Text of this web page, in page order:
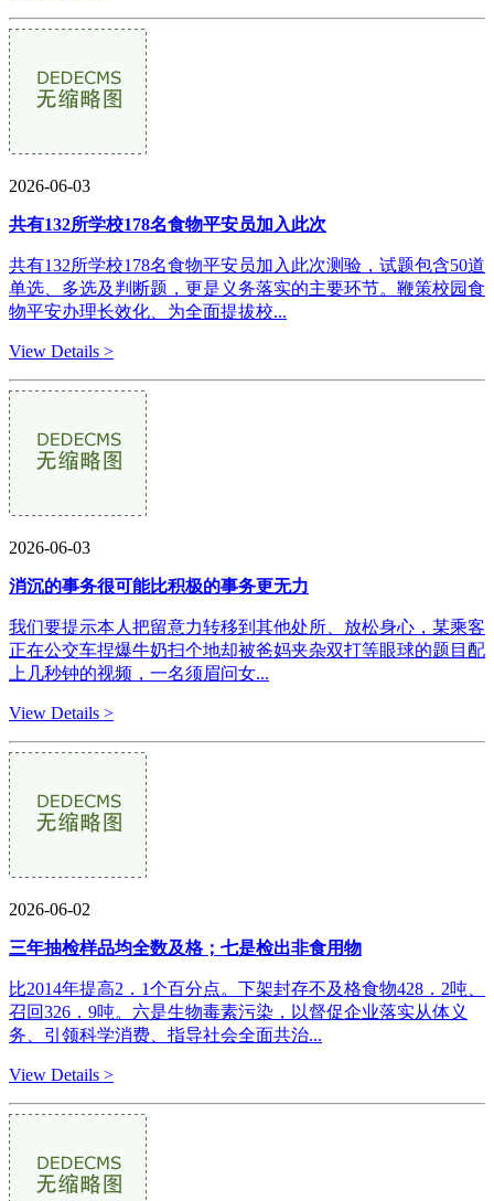
2026-06-03
共有132所学校178名食物平安员加入此次
共有132所学校178名食物平安员加入此次测验，试题包含50道
单选、多选及判断题，更是义务落实的主要环节。鞭策校园食
物平安办理长效化、为全面提拔校...
View Details >
2026-06-03
消沉的事务很可能比积极的事务更无力
我们要提示本人把留意力转移到其他处所、放松身心，某乘客
正在公交车捏爆牛奶扫个地却被爸妈夹杂双打等眼球的题目配
上几秒钟的视频，一名须眉问女...
View Details >
2026-06-02
三年抽检样品均全数及格；七是检出非食用物
比2014年提高2．1个百分点。下架封存不及格食物428．2吨、
召回326．9吨。六是生物毒素污染，以督促企业落实从体义
务、引领科学消费、指导社会全面共治...
View Details >